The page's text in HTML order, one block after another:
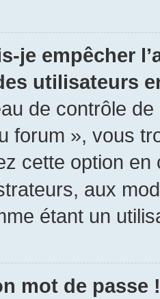
je empêcher
utilisateurs
de contrôle
forum », vous
cette option
aux
étant un
mot de passe !